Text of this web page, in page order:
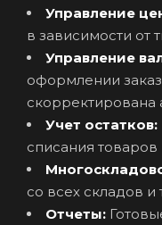
Управление
в зависимости от
Управление
оформлении
скорректирована
Учет остатков:
списания товаров
со всех складов
Отчеты: